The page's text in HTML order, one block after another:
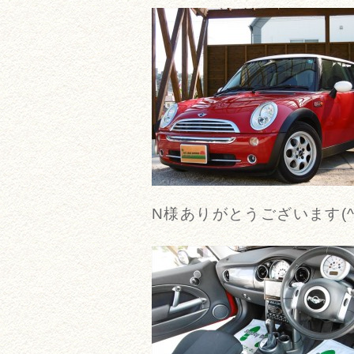
N様ありがとうございます